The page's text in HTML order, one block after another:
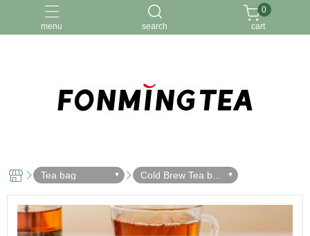
menu search
台灣茶 茶包
0
cart
Tea bag
Cold Brew Tea bag
s